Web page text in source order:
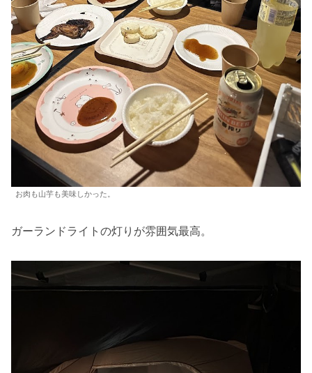
お肉も山芋も美味しかった。
ガーランドライトの灯りが雰囲気最高。